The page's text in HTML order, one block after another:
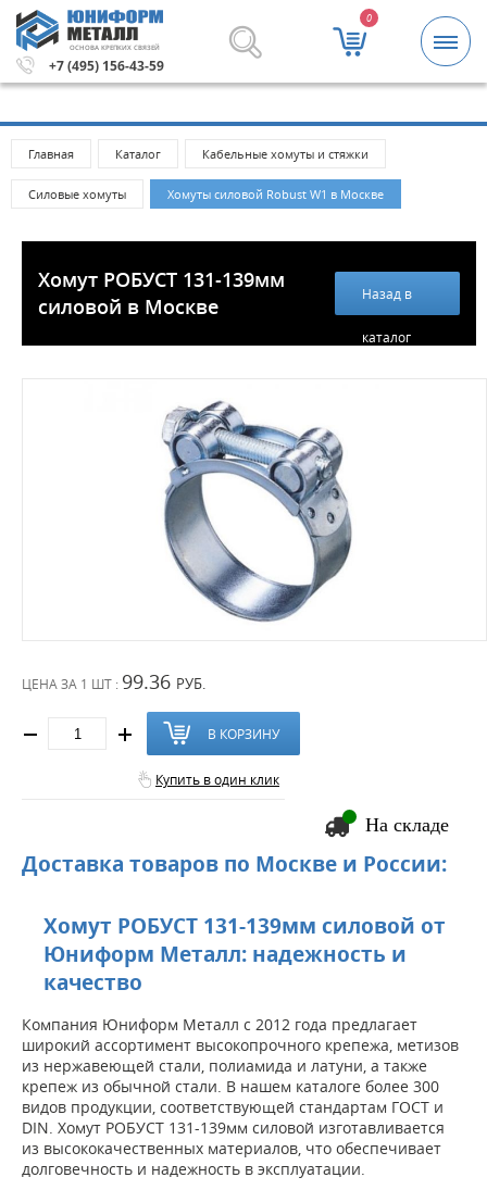
ОСНОВА КРЕПКИХ СВЯЗЕЙ
+7 (495) 156-43-59
0
Метизы и крепежные изделия оптом.
Главная Каталог Кабельные хомуты и стяжки
Силовые хомуты Хомуты силовой Robust W1 в Москве
Хомут РОБУСТ 131-139мм
силовой в Москве
Назад в
каталог
ЦЕНА ЗА 1 ШТ : 99.36 РУБ.
В КОРЗИНУ
Купить в один клик
На складе
Доставка товаров по Москве и России:
Хомут РОБУСТ 131-139мм силовой от
Юниформ Металл: надежность и
качество
Компания Юниформ Металл с 2012 года предлагает
широкий ассортимент высокопрочного крепежа, метизов
из нержавеющей стали, полиамида и латуни, а также
крепеж из обычной стали. В нашем каталоге более 300
видов продукции, соответствующей стандартам ГОСТ и
DIN. Хомут РОБУСТ 131-139мм силовой изготавливается
из высококачественных материалов, что обеспечивает
долговечность и надежность в эксплуатации.